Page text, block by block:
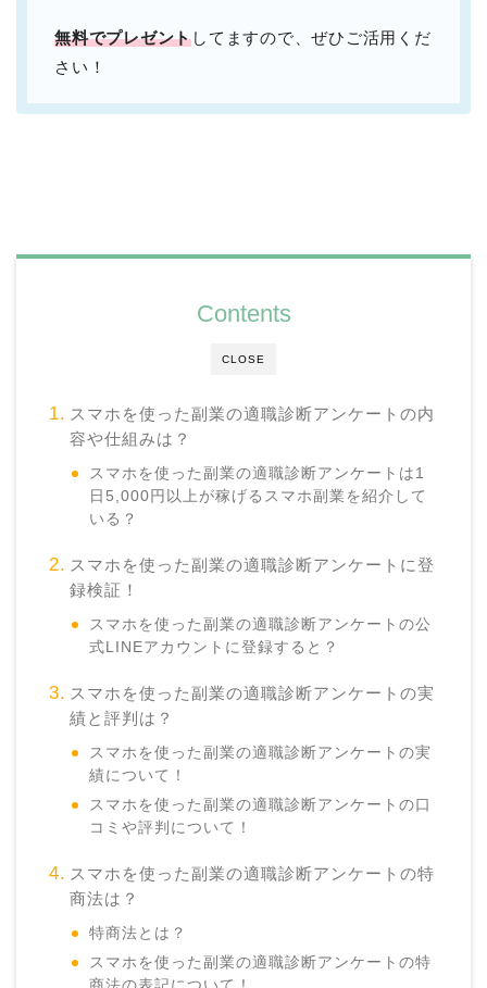
無料でプレゼントしてますので、ぜひご活用くだ
さい！
CLOSE
Contents
スマホを使った副業の適職診断アンケートの内
容や仕組みは？
スマホを使った副業の適職診断アンケートは1
日5,000円以上が稼げるスマホ副業を紹介して
いる？
スマホを使った副業の適職診断アンケートに登
録検証！
スマホを使った副業の適職診断アンケートの公
式LINEアカウントに登録すると？
スマホを使った副業の適職診断アンケートの実
績と評判は？
スマホを使った副業の適職診断アンケートの実
績について！
スマホを使った副業の適職診断アンケートの口
コミや評判について！
スマホを使った副業の適職診断アンケートの特
商法は？
特商法とは？
スマホを使った副業の適職診断アンケートの特